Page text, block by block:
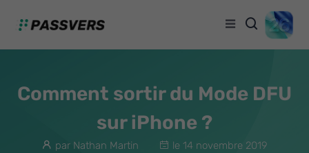
Comment sortir du Mode DFU
sur iPhone ?
par Nathan Martin le 14 novembre 2019